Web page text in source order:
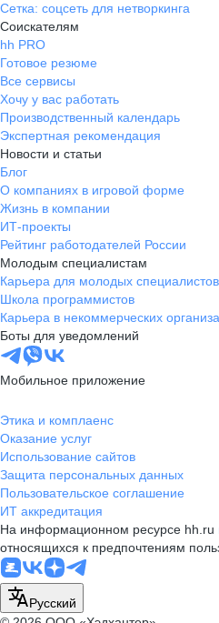
Сетка: соцсеть для нетворкинга
Соискателям
hh PRO
Готовое резюме
Все сервисы
Хочу у вас работать
Производственный календарь
Экспертная рекомендация
Новости и статьи
Блог
О компаниях в игровой форме
Жизнь в компании
ИТ-проекты
Рейтинг работодателей России
Молодым специалистам
Карьера для молодых специалистов
Школа программистов
Карьера в некоммерческих
Боты для уведомлений
Мобильное приложение
Этика и комплаенс
Оказание услуг
Использование сайтов
Защита персональных данных
Пользовательское соглашение
ИТ аккредитация
На информационном ресурсе hh.ru
относящихся к предпочтениям
Русский